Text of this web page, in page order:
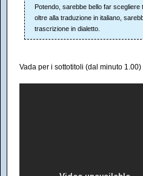
Potendo, sarebbe bello far scegliere
oltre alla traduzione in italiano,
trascrizione in dialetto.
Vada per i sottotitoli (dal minuto 1.00)